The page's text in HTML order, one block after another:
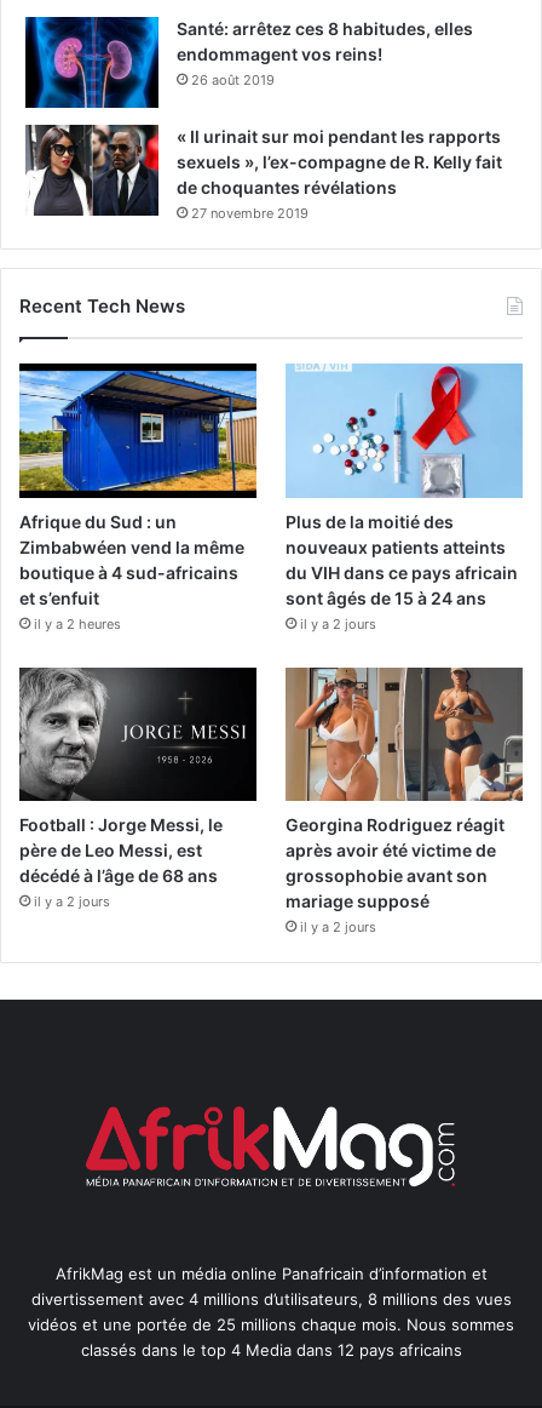
Santé: arrêtez ces 8 habitudes, elles
endommagent vos reins!
26 août 2019
« Il urinait sur moi pendant les rapports
sexuels », l’ex-compagne de R. Kelly fait
de choquantes révélations
27 novembre 2019
Recent Tech News
Afrique du Sud : un
Zimbabwéen vend la même
boutique à 4 sud-africains
et s’enfuit
il y a 2 heures
Plus de la moitié des
nouveaux patients atteints
du VIH dans ce pays africain
sont âgés de 15 à 24 ans
il y a 2 jours
Football : Jorge Messi, le
père de Leo Messi, est
décédé à l’âge de 68 ans
il y a 2 jours
Georgina Rodriguez réagit
après avoir été victime de
grossophobie avant son
mariage supposé
il y a 2 jours
AfrikMag est un média online Panafricain d’information et
divertissement avec 4 millions d’utilisateurs, 8 millions des vues
vidéos et une portée de 25 millions chaque mois. Nous sommes
classés dans le top 4 Media dans 12 pays africains